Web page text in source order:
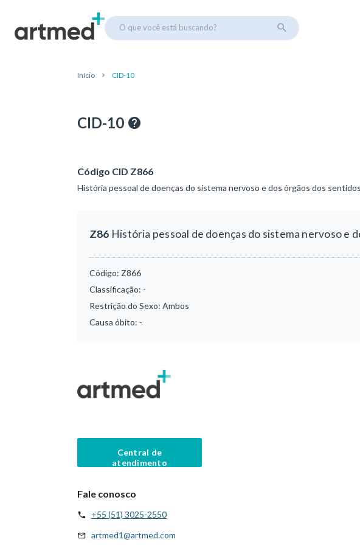
O que você está buscando?
Início CID-10
CID-10
Código CID Z866
História pessoal de doenças do sistema nervoso e dos órgãos dos sentidos
Z86 História pessoal de doenças do sistema nervoso e
Código: Z866
Classificação: -
Restrição do Sexo: Ambos
Causa óbito: -
Central de
atendimento
Fale conosco
+55 (51) 3025-2550
artmed1@artmed.com